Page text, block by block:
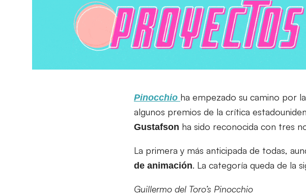
Pinocchio ha empezado su camino por
algunos premios de la crítica
Gustafson ha sido reconocida con tres
La primera y más anticipada de todas,
de animación. La categoría queda de la
Guillermo del Toro’s Pinocchio